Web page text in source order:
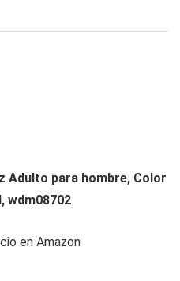
Adulto para hombre, Color
wdm08702
en Amazon